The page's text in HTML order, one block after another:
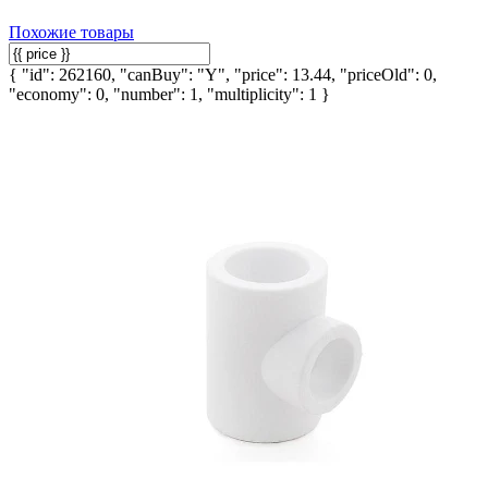
Похожие товары
{ "id": 262160, "canBuy": "Y", "price": 13.44, "priceOld": 0,
"economy": 0, "number": 1, "multiplicity": 1 }